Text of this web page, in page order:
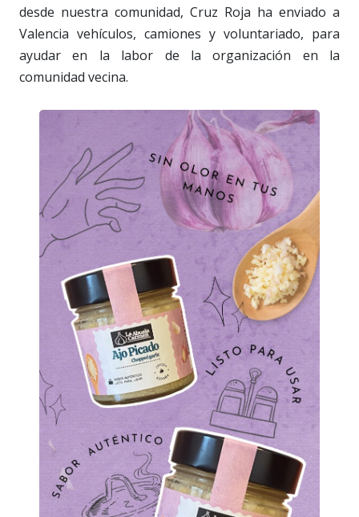
desde nuestra comunidad, Cruz Roja ha enviado a
Valencia vehículos, camiones y voluntariado, para
ayudar en la labor de la organización en la
comunidad vecina.